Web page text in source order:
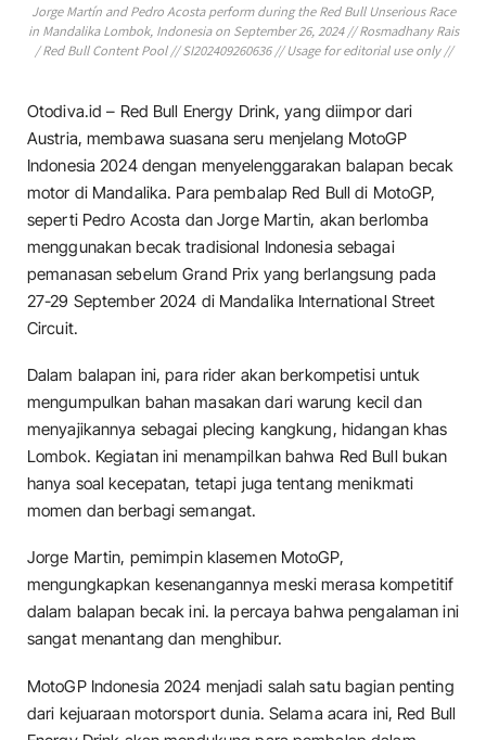
Jorge Martín and Pedro Acosta perform during the Red Bull Unserious Race
in Mandalika Lombok, Indonesia on September 26, 2024 // Rosmadhany Rais
/ Red Bull Content Pool // SI202409260636 // Usage for editorial use only //
Otodiva.id – Red Bull Energy Drink, yang diimpor dari
Austria, membawa suasana seru menjelang MotoGP
Indonesia 2024 dengan menyelenggarakan balapan becak
motor di Mandalika. Para pembalap Red Bull di MotoGP,
seperti Pedro Acosta dan Jorge Martin, akan berlomba
menggunakan becak tradisional Indonesia sebagai
pemanasan sebelum Grand Prix yang berlangsung pada
27-29 September 2024 di Mandalika International Street
Circuit.
Dalam balapan ini, para rider akan berkompetisi untuk
mengumpulkan bahan masakan dari warung kecil dan
menyajikannya sebagai plecing kangkung, hidangan khas
Lombok. Kegiatan ini menampilkan bahwa Red Bull bukan
hanya soal kecepatan, tetapi juga tentang menikmati
momen dan berbagi semangat.
Jorge Martin, pemimpin klasemen MotoGP,
mengungkapkan kesenangannya meski merasa kompetitif
dalam balapan becak ini. Ia percaya bahwa pengalaman ini
sangat menantang dan menghibur.
MotoGP Indonesia 2024 menjadi salah satu bagian penting
dari kejuaraan motorsport dunia. Selama acara ini, Red Bull